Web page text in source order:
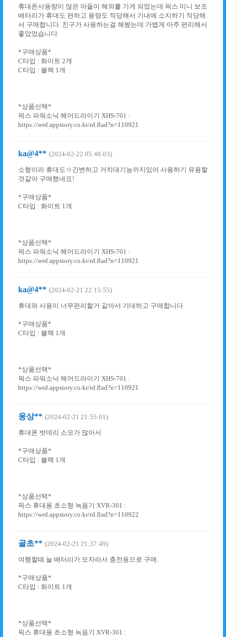
휴대폰사용량이 많은 아들이 해외를 가게 되었는데 픽스 미니 보조
배터리가 휴대도 편하고 용량도 적당해서 기내에 소지하기 적당해
서 구매합니다. 친구가 사용하는걸 해봤는데 가볍게 아주 편리해서
좋았었습니다
*구매상품*
C타입 : 화이트 2개
C타입 : 블랙 1개
*상품선택*
픽스 파워소닉 헤어드라이기 XHS-701 :
https://wrd.appstory.co.kr/rd.flad?n=110921
ka@4** (2024-02-22 05:48:03)
소형이라 휴대도ㅇ간변하고 거치대기능까지있어 사용하기 유용할
것같아 구매했네요!
*구매상품*
C타입 : 화이트 1개
*상품선택*
픽스 파워소닉 헤어드라이기 XHS-701 :
https://wrd.appstory.co.kr/rd.flad?n=110921
ka@4** (2024-02-21 22:15:55)
휴대와 사용이 너무편리할거 같아서 기대하고 구매합니다
*구매상품*
C타입 : 블랙 1개
*상품선택*
픽스 파워소닉 헤어드라이기 XHS-701 :
https://wrd.appstory.co.kr/rd.flad?n=110921
웅상** (2024-02-21 21:55:01)
휴대폰 밧데리 소모가 많아서
*구매상품*
C타입 : 블랙 1개
*상품선택*
픽스 휴대용 초소형 녹음기 XVR-301 :
https://wrd.appstory.co.kr/rd.flad?n=110922
골초** (2024-02-21 21:37:49)
여행할때 늘 배터리가 모자라서 충전용으로 구매.
*구매상품*
C타입 : 화이트 1개
*상품선택*
픽스 휴대용 초소형 녹음기 XVR-301 :